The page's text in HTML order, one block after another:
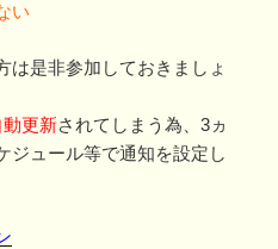
い
は是非参加しておきましょ
更新されてしまう為、3ヵ
ジュール等で通知を設定し